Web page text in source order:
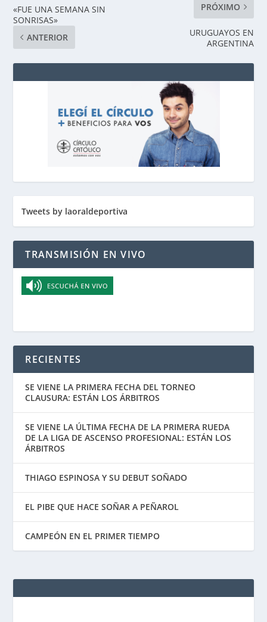
«FUE UNA SEMANA SIN
SONRISAS»
ANTERIOR
PRÓXIMO
URUGUAYOS EN
ARGENTINA
Tweets by laoraldeportiva
TRANSMISIÓN EN VIVO
RECIENTES
SE VIENE LA PRIMERA FECHA DEL TORNEO
CLAUSURA: ESTÁN LOS ÁRBITROS
SE VIENE LA ÚLTIMA FECHA DE LA PRIMERA RUEDA
DE LA LIGA DE ASCENSO PROFESIONAL: ESTÁN LOS
ÁRBITROS
THIAGO ESPINOSA Y SU DEBUT SOÑADO
EL PIBE QUE HACE SOÑAR A PEÑAROL
CAMPEÓN EN EL PRIMER TIEMPO